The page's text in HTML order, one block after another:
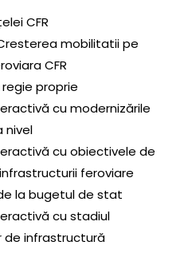
CFR
mobilitatii pe
CFR
proprie
cu modernizările
nivel
cu obiectivele de
feroviare
la bugetul de stat
cu stadiul
de infrastructură